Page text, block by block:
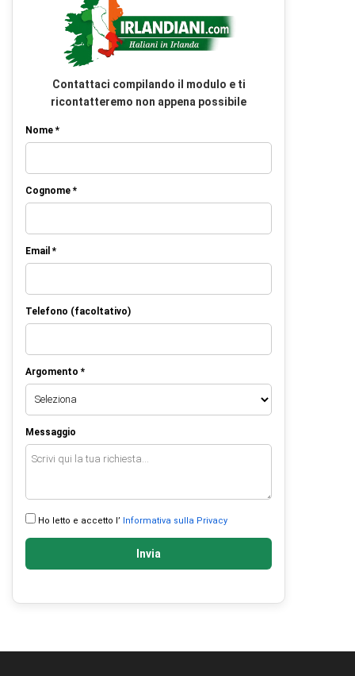
Contattaci compilando il modulo e ti
ricontatteremo non appena possibile
Nome *
Cognome *
Email *
Telefono (facoltativo)
Argomento *
Messaggio
Ho letto e accetto l’ Informativa sulla Privacy
Invia